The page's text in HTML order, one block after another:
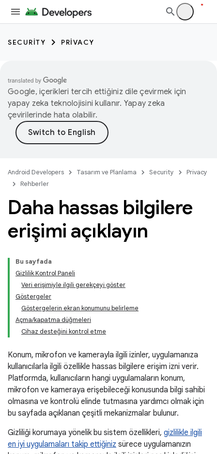
SECURITY PRIVACY
Google, içerikleri tercih ettiğiniz dile çevirmek için
yapay zeka teknolojisini kullanır. Yapay zeka
çevirilerinde hata olabilir.
Android Developers Tasarım ve Planlama Security
Privacy
Rehberler
Daha hassas bilgilere
erişimi açıklayın
Bu sayfada
Gizlilik Kontrol Paneli
Veri erişimiyle ilgili gerekçeyi göster
Göstergeler
Göstergelerin ekran konumunu belirleme
Açma/kapatma düğmeleri
Cihaz desteğini kontrol etme
Konum, mikrofon ve kamerayla ilgili izinler, uygulamanıza
kullanıcılarla ilgili özellikle hassas bilgilere erişim izni verir.
Platformda, kullanıcıların hangi uygulamaların konum,
mikrofon ve kameraya erişebileceği konusunda bilgi sahibi
olmasına ve kontrolü elinde tutmasına yardımcı olmak için
bu sayfada açıklanan çeşitli mekanizmalar bulunur.
Gizliliği korumaya yönelik bu sistem özellikleri, gizlilikle ilgili
en iyi uygulamaları takip ettiğiniz sürece uygulamanızın